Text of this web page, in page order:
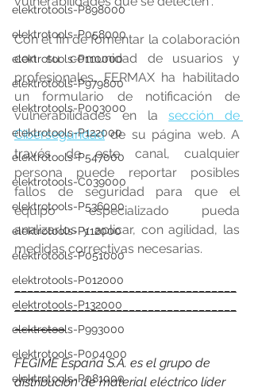
elektrotools-P898000
elektrotools-P058000
elektrotools-P110000
elektrotools-P979800
elektrotools-P003000
elektrotools-P122000
elektrotools-P547000
elektrotools-C039000
elektrotools-P536000
elektrotools-P112000
elektrotools-P051000
elektrotools-P012000
elektrotools-P132000
elektrotools-P993000
elektrotools-P004000
elektrotools-P081000
Con el fin de fomentar la colaboración
con su comunidad de usuarios y
profesionales, FERMAX ha habilitado
un formulario de notificación de
vulnerabilidades en la sección de
Ciberseguridad de su página web. A
través de este canal, cualquier
persona puede reportar posibles
fallos de seguridad para que el
equipo especializado pueda
analizarlos y aplicar, con agilidad, las
medidas correctivas necesarias.
___________________________________
___________________________________
________
FEGIME España S.A. es el grupo de
distribución de material eléctrico líder